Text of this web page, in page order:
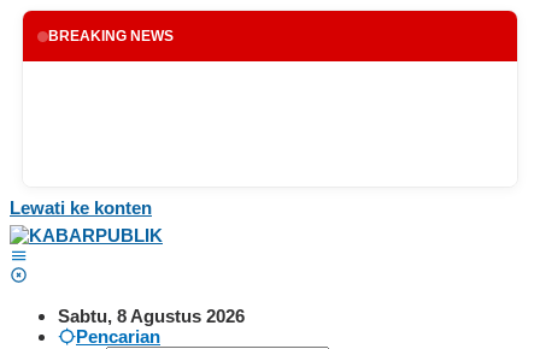
BREAKING NEWS
Lewati ke konten
Sabtu, 8 Agustus 2026
Pencarian